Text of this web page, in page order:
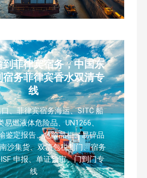
到菲律宾宿务，中国东
宿务菲律宾香水双清专
线
、菲律宾宿务海运、SITC 船
易燃液体危险品、UN1266、
鉴定报告、危险品柜、易碎品
沙集货、双清包税到门、宿务
申报、单证预审、门到门专
线